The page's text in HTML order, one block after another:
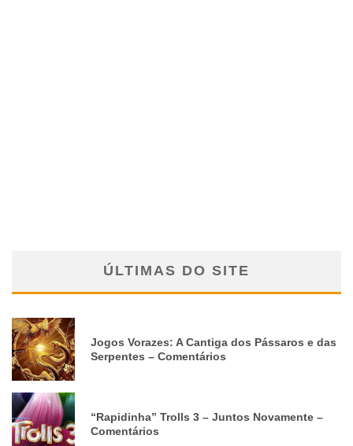
ÚLTIMAS DO SITE
Jogos Vorazes: A Cantiga dos Pássaros e das
Serpentes – Comentários
“Rapidinha” Trolls 3 – Juntos Novamente –
Comentários